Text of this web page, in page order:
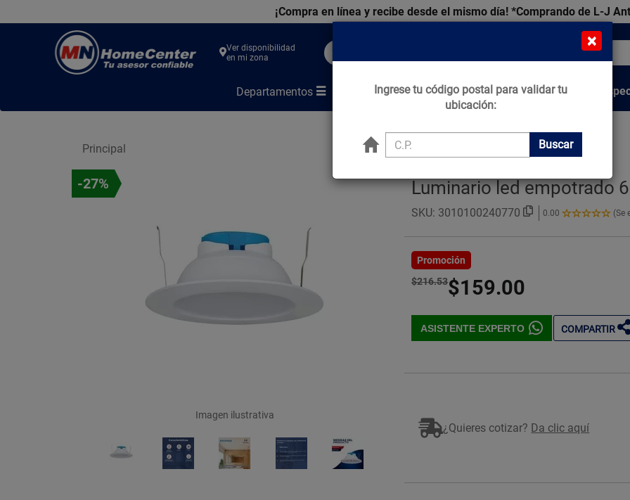
¡Compra en línea y recibe desde el mismo día! *Comprando de L-J
Center
Ver disponibilidad
en mi zona
Departamentos Marcas Tips que Construyen Venta
Principal
-27%
Imagen ilustrativa
Luminario led empotrado
SKU: 3010100240770 0.00
0.00
(Se
Promoción
$216.53$159.00
ASISTENTE EXPERTO COMPARTIR
¿Quieres cotizar? Da clic aquí
×
Ingrese tu código postal para validar tu
ubicación:
Buscar